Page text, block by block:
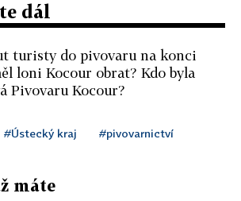
dál
turisty do pivovaru na konci
loni Kocour obrat? Kdo byla
Pivovaru Kocour?
#Ústecký kraj #pivovarnictví
máte